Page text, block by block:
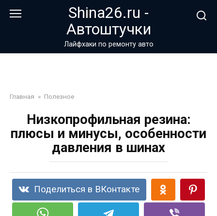
Shina26.ru -
Автоштучки
Лайфхаки по ремонту авто
Главная » Полезное
Низкопрофильная резина:
плюсы и минусы, особенности
давления в шинах
Поделиться в ВКонтакте